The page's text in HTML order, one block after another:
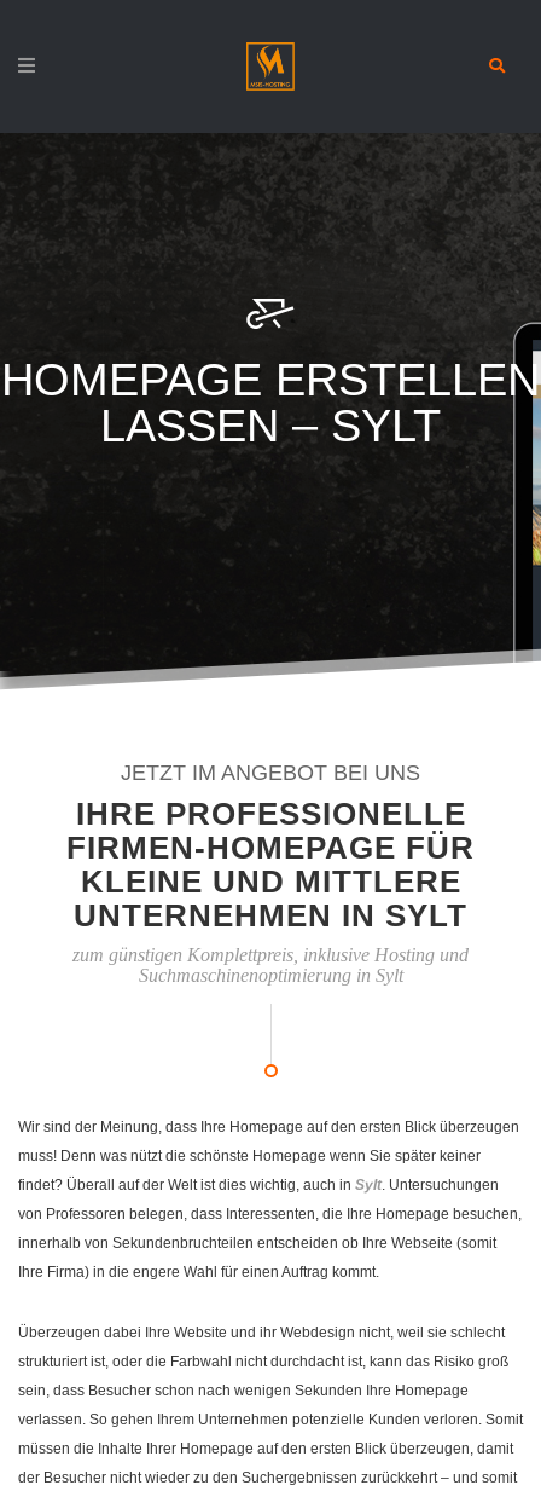
HOMEPAGE ERSTELLEN
LASSEN – SYLT
JETZT IM ANGEBOT BEI UNS
IHRE PROFESSIONELLE
FIRMEN-HOMEPAGE FÜR
KLEINE UND MITTLERE
UNTERNEHMEN IN SYLT
zum günstigen Komplettpreis, inklusive Hosting und
Suchmaschinenoptimierung in Sylt
Wir sind der Meinung, dass Ihre Homepage auf den ersten Blick überzeugen
muss! Denn was nützt die schönste Homepage wenn Sie später keiner
findet? Überall auf der Welt ist dies wichtig, auch in Sylt. Untersuchungen
von Professoren belegen, dass Interessenten, die Ihre Homepage besuchen,
innerhalb von Sekundenbruchteilen entscheiden ob Ihre Webseite (somit
Ihre Firma) in die engere Wahl für einen Auftrag kommt.
Überzeugen dabei Ihre Website und ihr Webdesign nicht, weil sie schlecht
strukturiert ist, oder die Farbwahl nicht durchdacht ist, kann das Risiko groß
sein, dass Besucher schon nach wenigen Sekunden Ihre Homepage
verlassen. So gehen Ihrem Unternehmen potenzielle Kunden verloren. Somit
müssen die Inhalte Ihrer Homepage auf den ersten Blick überzeugen, damit
der Besucher nicht wieder zu den Suchergebnissen zurückkehrt – und somit